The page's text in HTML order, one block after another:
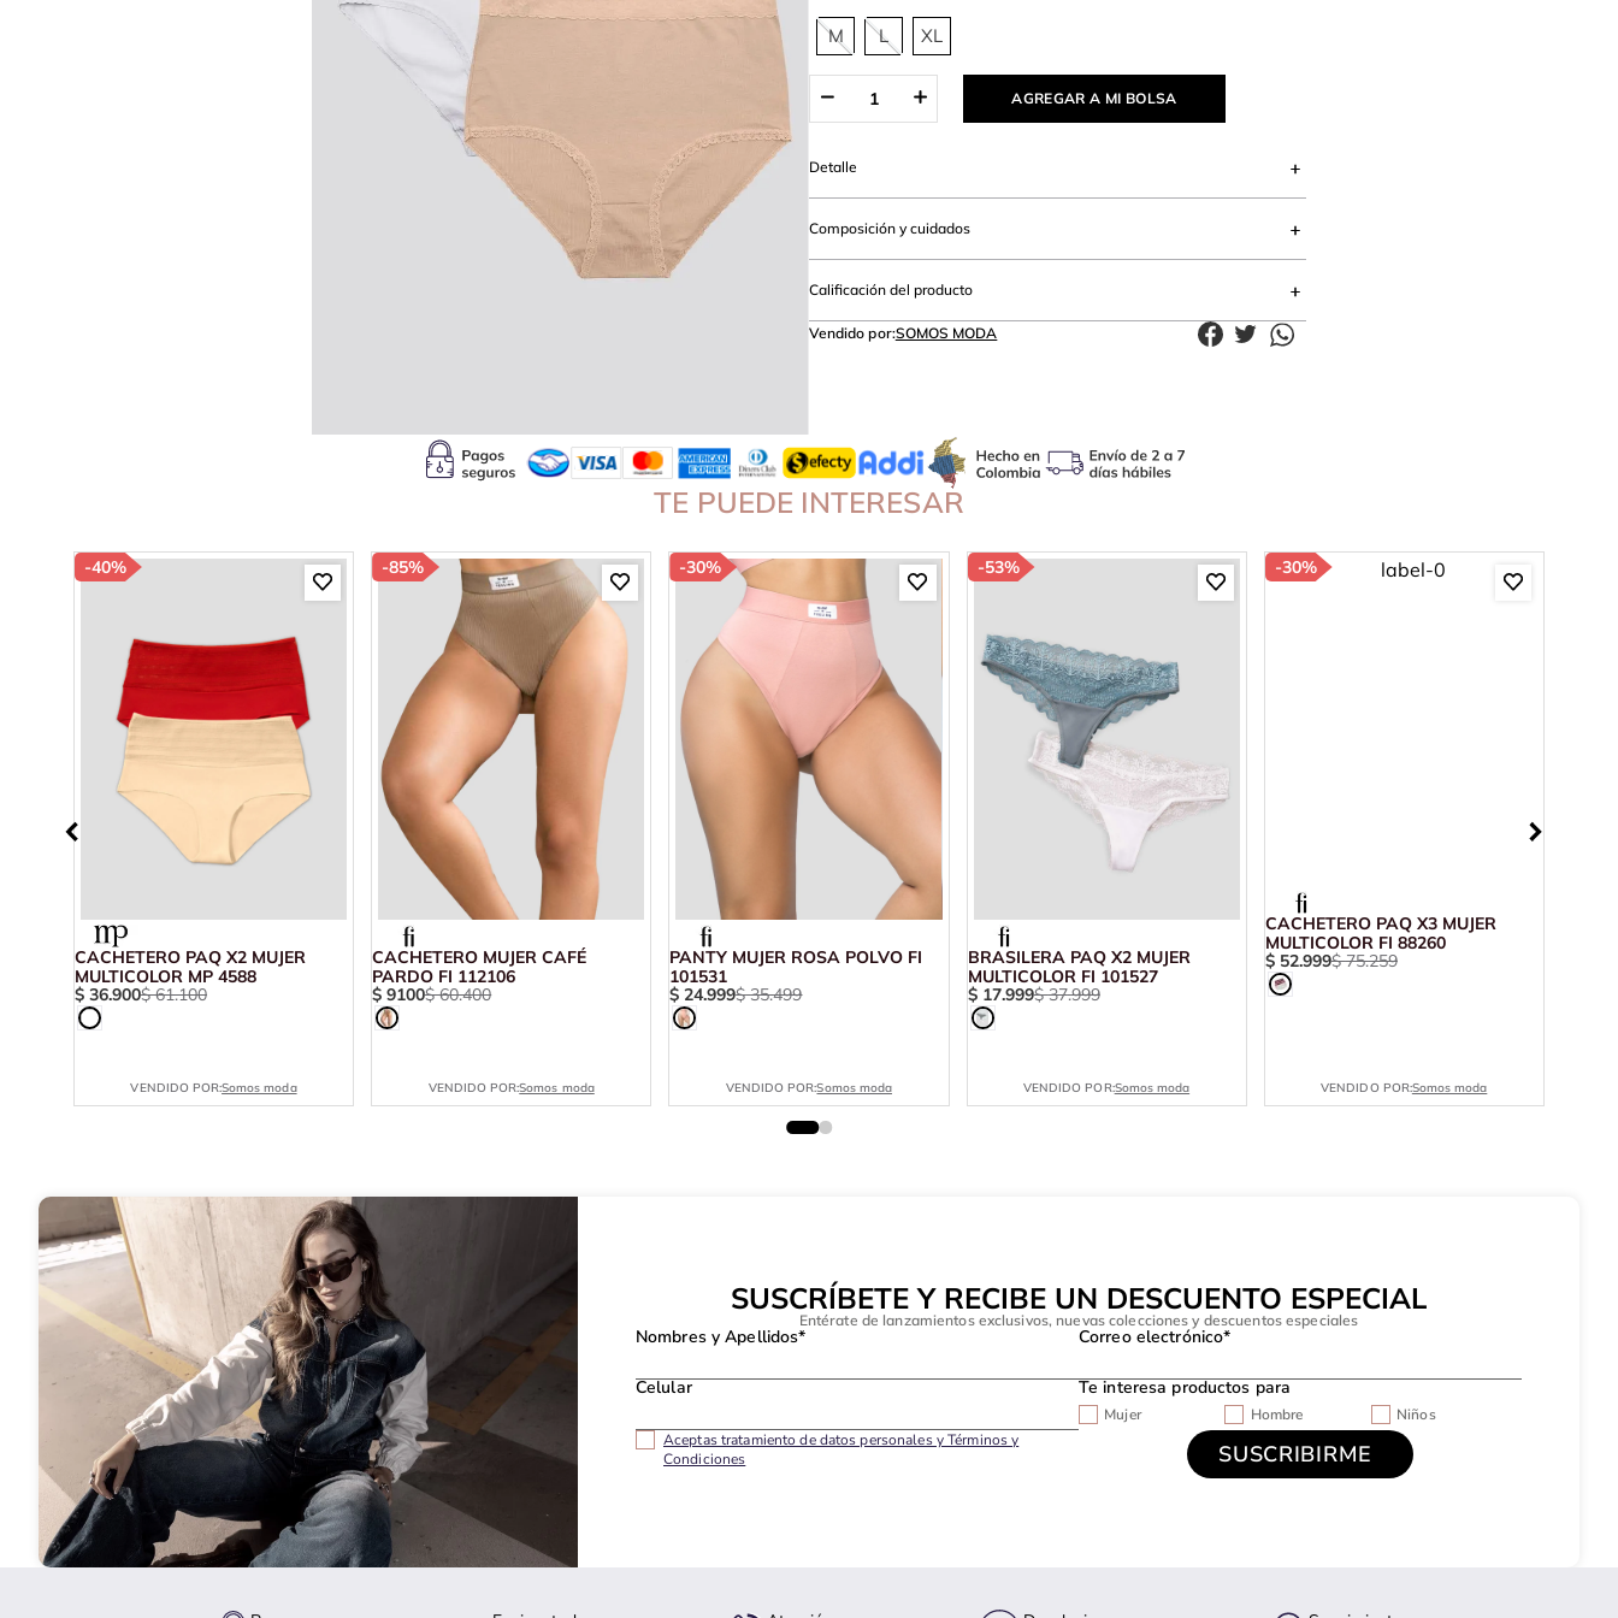
M L XL
AGREGAR A MI BOLSA
Detalle
Composición y cuidados
Calificación del producto
Vendido por:SOMOS MODA
TE PUEDE INTERESAR
-40%
CACHETERO PAQ X2 MUJER
MULTICOLOR MP 4588
$ 36.900$ 61.100
VENDIDO POR:Somos moda
-85%
CACHETERO MUJER CAFÉ
PARDO FI 112106
$ 9100$ 60.400
VENDIDO POR:Somos moda
-30%
PANTY MUJER ROSA POLVO FI
101531
$ 24.999$ 35.499
VENDIDO POR:Somos moda
-53%
BRASILERA PAQ X2 MUJER
MULTICOLOR FI 101527
$ 17.999$ 37.999
VENDIDO POR:Somos moda
-30%
CACHETERO PAQ X3 MUJER
MULTICOLOR FI 88260
$ 52.999$ 75.259
VENDIDO POR:Somos moda
SUSCRÍBETE Y RECIBE UN DESCUENTO ESPECIAL
Entérate de lanzamientos exclusivos, nuevas colecciones y descuentos especiales
Nombres y Apellidos* Correo electrónico*
Celular Te interesa productos para
Mujer Hombre
Niños
Aceptas tratamiento de datos personales y Términos y
Condiciones